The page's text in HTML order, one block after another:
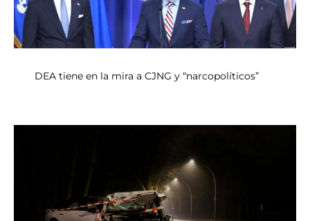
DEA tiene en la mira a CJNG y “narcopolíticos”